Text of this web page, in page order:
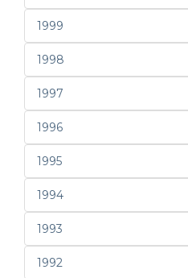
1999
1998
1997
1996
1995
1994
1993
1992